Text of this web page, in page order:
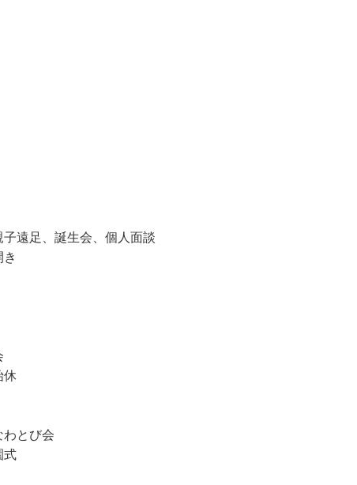
遠足、誕生会、個人面談
休
とび会
式